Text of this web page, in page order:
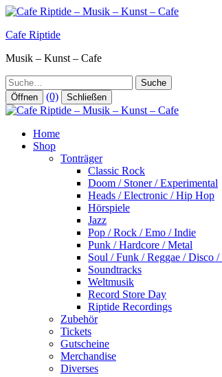
Zum
springen
Cafe Riptide
Musik – Kunst – Cafe
Suche
Öffnen (0) Schließen
Home
Shop
Tonträger
Classic Rock
Doom / Stoner / Experimental
Heads / Electronic / Hip Hop
Hörspiele
Jazz
Pop / Rock / Emo / Indie
Punk / Hardcore / Metal
Soul / Funk / Reggae / Disco /
Soundtracks
Weltmusik
Record Store Day
Riptide Recordings
Zubehör
Tickets
Gutscheine
Merchandise
Diverses